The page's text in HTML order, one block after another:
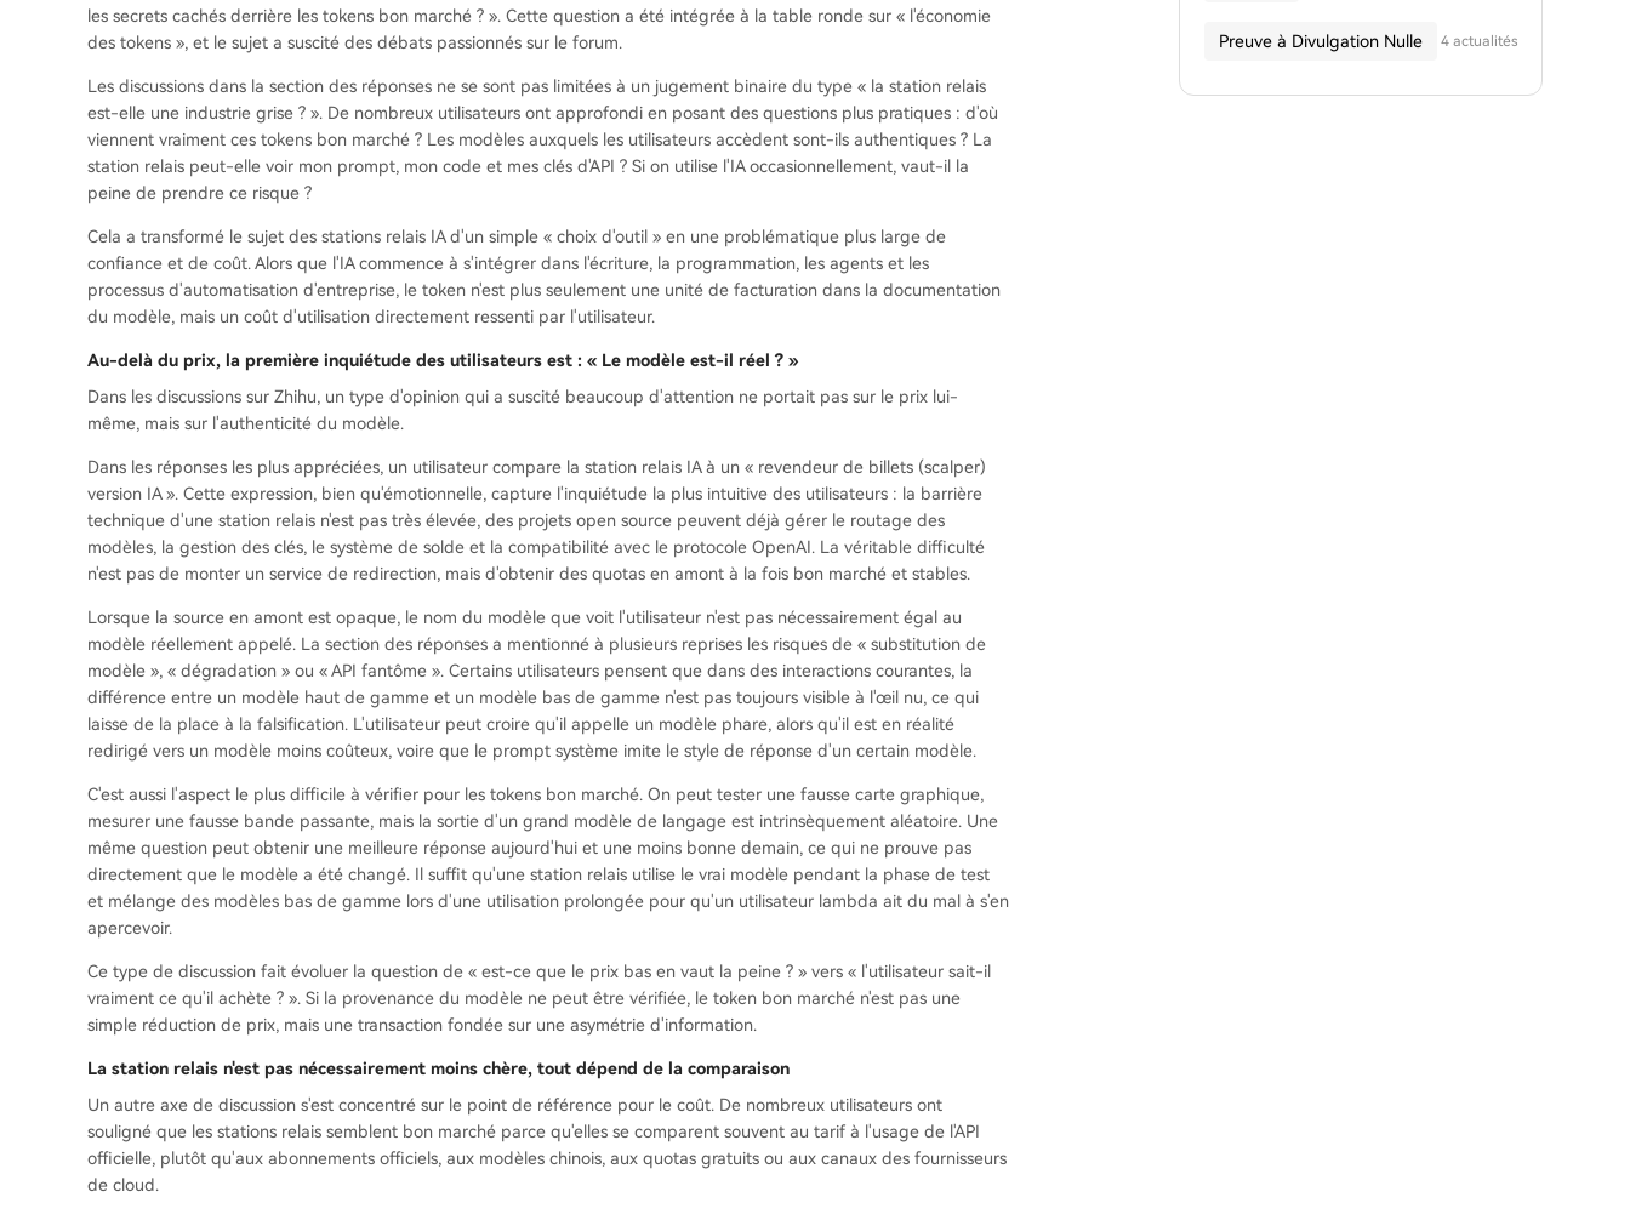
les secrets cachés derrière les tokens bon marché ? ». Cette question a été intégrée à la table ronde sur « l'économie
des tokens », et le sujet a suscité des débats passionnés sur le forum.
Les discussions dans la section des réponses ne se sont pas limitées à un jugement binaire du type « la station relais
est-elle une industrie grise ? ». De nombreux utilisateurs ont approfondi en posant des questions plus pratiques : d'où
viennent vraiment ces tokens bon marché ? Les modèles auxquels les utilisateurs accèdent sont-ils authentiques ? La
station relais peut-elle voir mon prompt, mon code et mes clés d'API ? Si on utilise l'IA occasionnellement, vaut-il la
peine de prendre ce risque ?
Cela a transformé le sujet des stations relais IA d'un simple « choix d'outil » en une problématique plus large de
confiance et de coût. Alors que l'IA commence à s'intégrer dans l'écriture, la programmation, les agents et les
processus d'automatisation d'entreprise, le token n'est plus seulement une unité de facturation dans la documentation
du modèle, mais un coût d'utilisation directement ressenti par l'utilisateur.
Au-delà du prix, la première inquiétude des utilisateurs est : « Le modèle est-il réel ? »
Dans les discussions sur Zhihu, un type d'opinion qui a suscité beaucoup d'attention ne portait pas sur le prix lui-
même, mais sur l'authenticité du modèle.
Dans les réponses les plus appréciées, un utilisateur compare la station relais IA à un « revendeur de billets (scalper)
version IA ». Cette expression, bien qu'émotionnelle, capture l'inquiétude la plus intuitive des utilisateurs : la barrière
technique d'une station relais n'est pas très élevée, des projets open source peuvent déjà gérer le routage des
modèles, la gestion des clés, le système de solde et la compatibilité avec le protocole OpenAI. La véritable difficulté
n'est pas de monter un service de redirection, mais d'obtenir des quotas en amont à la fois bon marché et stables.
Lorsque la source en amont est opaque, le nom du modèle que voit l'utilisateur n'est pas nécessairement égal au
modèle réellement appelé. La section des réponses a mentionné à plusieurs reprises les risques de « substitution de
modèle », « dégradation » ou « API fantôme ». Certains utilisateurs pensent que dans des interactions courantes, la
différence entre un modèle haut de gamme et un modèle bas de gamme n'est pas toujours visible à l'œil nu, ce qui
laisse de la place à la falsification. L'utilisateur peut croire qu'il appelle un modèle phare, alors qu'il est en réalité
redirigé vers un modèle moins coûteux, voire que le prompt système imite le style de réponse d'un certain modèle.
C'est aussi l'aspect le plus difficile à vérifier pour les tokens bon marché. On peut tester une fausse carte graphique,
mesurer une fausse bande passante, mais la sortie d'un grand modèle de langage est intrinsèquement aléatoire. Une
même question peut obtenir une meilleure réponse aujourd'hui et une moins bonne demain, ce qui ne prouve pas
directement que le modèle a été changé. Il suffit qu'une station relais utilise le vrai modèle pendant la phase de test
et mélange des modèles bas de gamme lors d'une utilisation prolongée pour qu'un utilisateur lambda ait du mal à s'en
apercevoir.
Ce type de discussion fait évoluer la question de « est-ce que le prix bas en vaut la peine ? » vers « l'utilisateur sait-il
vraiment ce qu'il achète ? ». Si la provenance du modèle ne peut être vérifiée, le token bon marché n'est pas une
simple réduction de prix, mais une transaction fondée sur une asymétrie d'information.
La station relais n'est pas nécessairement moins chère, tout dépend de la comparaison
Un autre axe de discussion s'est concentré sur le point de référence pour le coût. De nombreux utilisateurs ont
souligné que les stations relais semblent bon marché parce qu'elles se comparent souvent au tarif à l'usage de l'API
officielle, plutôt qu'aux abonnements officiels, aux modèles chinois, aux quotas gratuits ou aux canaux des fournisseurs
de cloud.
Preuve à Divulgation Nulle 4 actualités